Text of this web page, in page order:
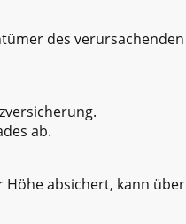
des verursachenden
ab.
Höhe absichert, kann über